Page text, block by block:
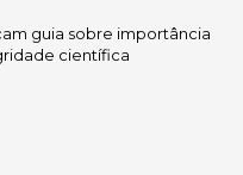
guia sobre importância
científica